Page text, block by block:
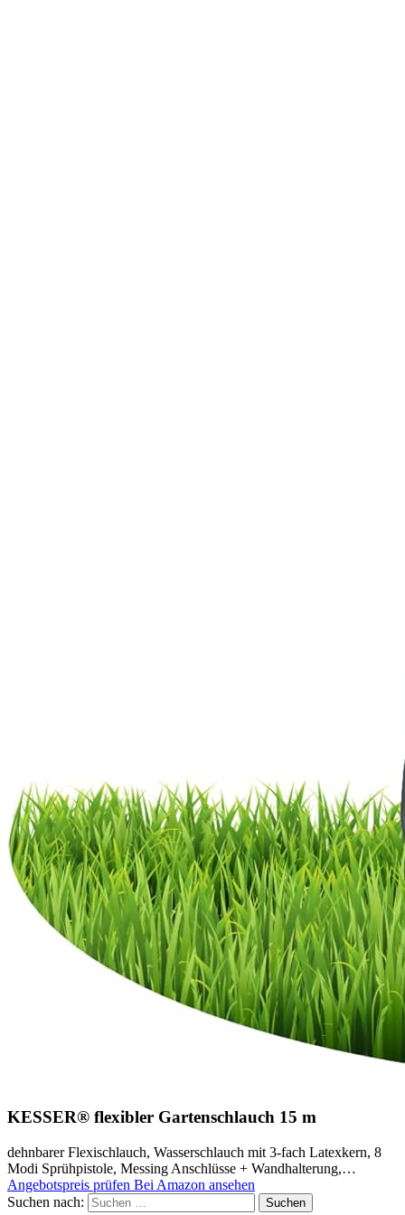
KESSER® flexibler Gartenschlauch 15 m
dehnbarer Flexischlauch, Wasserschlauch mit 3-fach Latexkern, 8
Modi Sprühpistole, Messing Anschlüsse + Wandhalterung,…
Angebotspreis prüfen Bei Amazon ansehen
Suchen nach: